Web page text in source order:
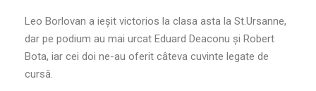
Leo Borlovan a ieșit victorios la clasa asta la St.Ursanne,
dar pe podium au mai urcat Eduard Deaconu și Robert
Bota, iar cei doi ne-au oferit câteva cuvinte legate de
cursă.